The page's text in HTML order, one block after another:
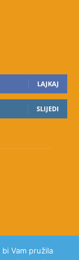
LAJKAJ
SLIJEDI
Vam pružila